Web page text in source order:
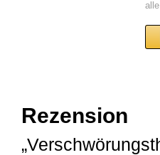
Rezension